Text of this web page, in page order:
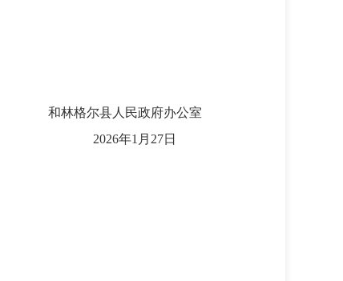
和林格尔县人民政府办公室
2026年1月27日